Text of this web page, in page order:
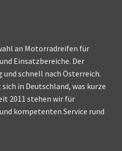
an Motorradreifen für
Einsatzbereiche. Der
schnell nach Österreich.
in Deutschland, was kurze
2011 stehen wir für
kompetenten Service rund